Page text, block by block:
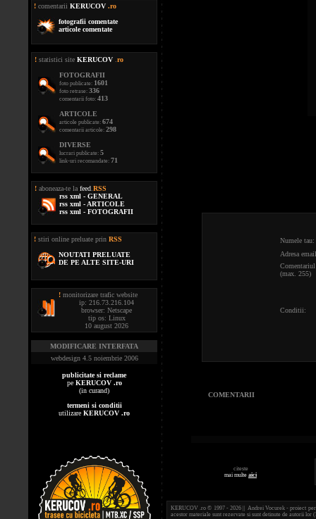
! comentarii KERUCOV .ro
fotografii comentate
articole comentate
! statistici site KERUCOV ro
FOTOGRAFII
foto publicate: 1601
foto retrase: 336
comentarii foto: 413
ARTICOLE
articole publicate: 674
comentarii articole: 298
DIVERSE
lucrari publicate: 5
link-uri recomandate: 71
! aboneaza-te la feed RSS
rss xml - GENERAL
rss xml - ARTICOLE
rss xml - FOTOGRAFII
! stiri online preluate prin RSS
NOUTATI PRELUATE
DE PE ALTE SITE-URI
! monitorizare trafic website
ip: 216.73.216.104
browser: Netscape
tip os: Linux
10 august 2026
MODIFICARE INTERFATA
webdesign 4.5 noiembrie 2006
publicitate si reclame
pe KERUCOV .ro
(in curand)
termeni si conditii
utilizare KERUCOV .ro
Numele tau:
Adresa
(max. 255)
Conditii:
COMENTARII
citeste
mai multe aici
KERUCOV .ro © 1997 - 2026 || Andrei Vocurek - proiect
acestor materiale sunt rezervate si sunt detinute de autorii